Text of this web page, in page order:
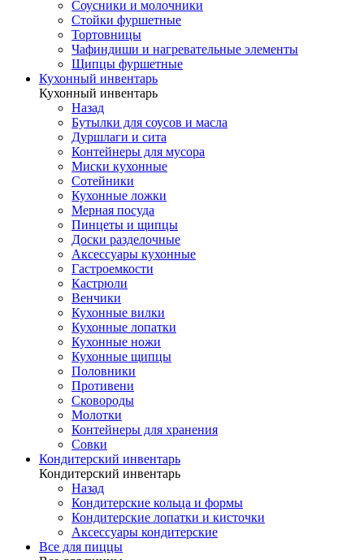
Соусники и молочники
Стойки фуршетные
Тортовницы
Чафиндиши и нагревательные элементы
Щипцы фуршетные
Кухонный инвентарь
Кухонный инвентарь
Назад
Бутылки для соусов и масла
Дуршлаги и сита
Контейнеры для мусора
Миски кухонные
Сотейники
Кухонные ложки
Мерная посуда
Пинцеты и щипцы
Доски разделочные
Аксессуары кухонные
Гастроемкости
Кастрюли
Венчики
Кухонные вилки
Кухонные лопатки
Кухонные ножи
Кухонные щипцы
Половники
Противени
Сковороды
Молотки
Контейнеры для хранения
Совки
Кондитерский инвентарь
Кондитерский инвентарь
Назад
Кондитерские кольца и формы
Кондитерские лопатки и кисточки
Аксессуары кондитерские
Все для пиццы